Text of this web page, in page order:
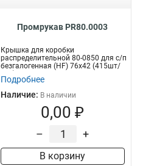
Промрукав PR80.0003
Крышка для коробки
распределительной 80-0850 для с/п
безгалогенная (HF) 76х42 (415шт/
кор) Промр...
Подробнее
Наличие: В наличии
0,00 ₽
– +
В корзину